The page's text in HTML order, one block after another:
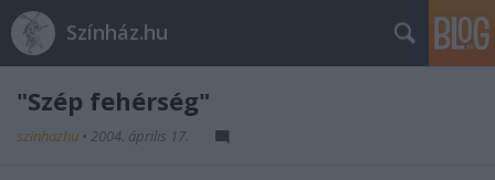
Színház.hu
"Szép fehérség"
szinhazhu • 2004. április 17.